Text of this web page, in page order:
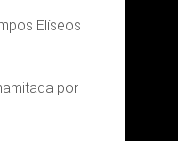
Elíseos
por